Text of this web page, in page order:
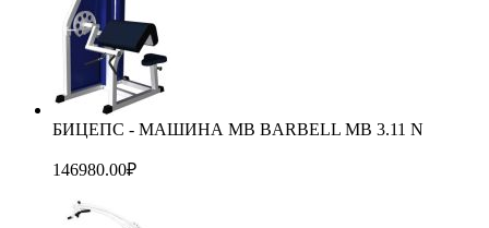
БИЦЕПС - МАШИНА MB BARBELL MB 3.11 N
146980.00₽